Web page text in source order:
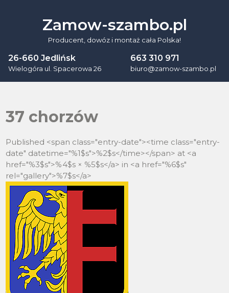
Zamow-szambo.pl
Producent, dowóz i montaż cała Polska!
26-660 Jedlińsk
Wielogóra ul. Spacerowa 26
663 310 971
biuro@zamow-szambo.pl
37 chorzów
Published <span class="entry-date"><time class="entry-
date" datetime="%1$s">%2$s</time></span> at <a
href="%3$s">%4$s × %5$s</a> in <a href="%6$s"
rel="gallery">%7$s</a>